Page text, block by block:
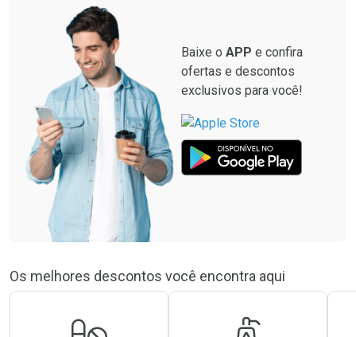
Baixe o APP e confira
ofertas e descontos
exclusivos para você!
Os melhores descontos você encontra aqui